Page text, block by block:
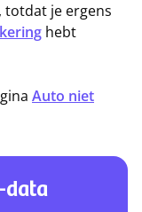
totdat je ergens
hebt
Auto niet
data